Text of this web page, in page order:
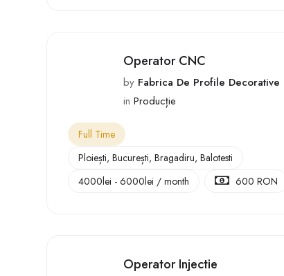
Operator CNC
by Fabrica De Profile Decorative
in Producție
Full Time
Ploiești, București, Bragadiru, Balotesti
4000lei - 6000lei / month 600 RON
Operator Injectie